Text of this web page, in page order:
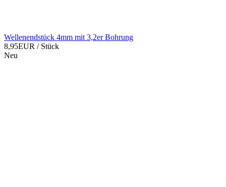
Wellenendstück 4mm mit 3,2er Bohrung
8,95EUR / Stück
Neu